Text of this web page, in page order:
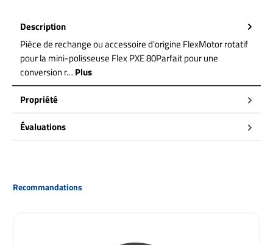
Description
Pièce de rechange ou accessoire d'origine FlexMotor rotatif
pour la mini-polisseuse Flex PXE 80Parfait pour une
conversion r… Plus
Propriété
Évaluations
Ignorer la galerie de produits
Recommandations